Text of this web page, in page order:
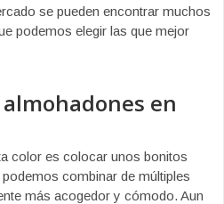
se pueden encontrar muchos
podemos elegir las que mejor
en
color es colocar unos bonitos
combinar de múltiples
más acogedor y cómodo. Aun